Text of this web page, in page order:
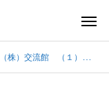
株）交流館 （１）